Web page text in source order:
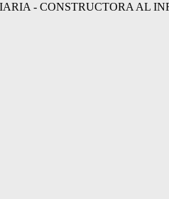
- CONSTRUCTORA AL